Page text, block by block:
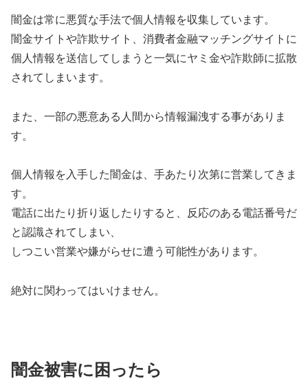
闇金は常に悪質な手法で個人情報を収集しています。
闇金サイトや詐欺サイト、消費者金融マッチングサイトに
個人情報を送信してしまうと一気にヤミ金や詐欺師に拡散
されてしまいます。
また、一部の悪意ある人間から情報漏洩する事がありま
す。
個人情報を入手した闇金は、手あたり次第に営業してきま
す。
電話に出たり折り返したりすると、反応のある電話番号だ
と認識されてしまい、
しつこい営業や嫌がらせに遭う可能性があります。
絶対に関わってはいけません。
闇金被害に困ったら